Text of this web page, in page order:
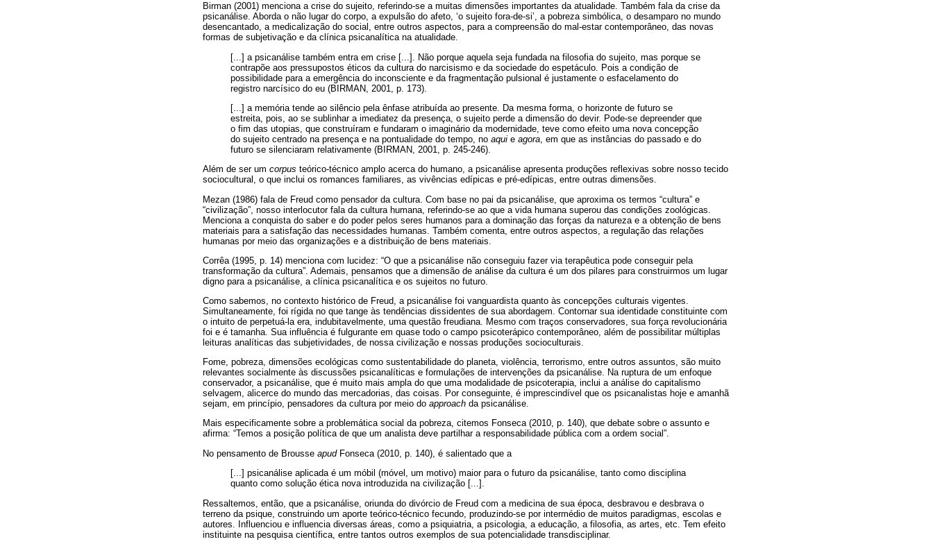
Birman (2001) menciona a crise do sujeito, referindo-se a muitas dimensões importantes da atualidade. Também fala da crise da
psicanálise. Aborda o não lugar do corpo, a expulsão do afeto, ‘o sujeito fora-de-si’, a pobreza simbólica, o desamparo no mundo
desencantado, a medicalização do social, entre outros aspectos, para a compreensão do mal-estar contemporâneo, das novas
formas de subjetivação e da clínica psicanalítica na atualidade.
[...] a psicanálise também entra em crise [...]. Não porque aquela seja fundada na filosofia do sujeito, mas porque se
contrapõe aos pressupostos éticos da cultura do narcisismo e da sociedade do espetáculo. Pois a condição de
possibilidade para a emergência do inconsciente e da fragmentação pulsional é justamente o esfacelamento do
registro narcísico do eu (BIRMAN, 2001, p. 173).
[...] a memória tende ao silêncio pela ênfase atribuída ao presente. Da mesma forma, o horizonte de futuro se
estreita, pois, ao se sublinhar a imediatez da presença, o sujeito perde a dimensão do devir. Pode-se depreender que
o fim das utopias, que construíram e fundaram o imaginário da modernidade, teve como efeito uma nova concepção
do sujeito centrado na presença e na pontualidade do tempo, no aqui e agora , em que as instâncias do passado e do
futuro se silenciaram relativamente (BIRMAN, 2001, p. 245-246).
Além de ser um corpus teórico-técnico amplo acerca do humano, a psicanálise apresenta produções reflexivas sobre nosso tecido
sociocultural, o que inclui os romances familiares, as vivências edípicas e pré-edípicas, entre outras dimensões.
Mezan (1986) fala de Freud como pensador da cultura. Com base no pai da psicanálise, que aproxima os termos “cultura” e
“civilização”, nosso interlocutor fala da cultura humana, referindo-se ao que a vida humana superou das condições zoológicas.
Menciona a conquista do saber e do poder pelos seres humanos para a dominação das forças da natureza e a obtenção de bens
materiais para a satisfação das necessidades humanas. Também comenta, entre outros aspectos, a regulação das relações
humanas por meio das organizações e a distribuição de bens materiais.
Corrêa (1995, p. 14) menciona com lucidez: “O que a psicanálise não conseguiu fazer via terapêutica pode conseguir pela
transformação da cultura”. Ademais, pensamos que a dimensão de análise da cultura é um dos pilares para construirmos um lugar
digno para a psicanálise, a clínica psicanalítica e os sujeitos no futuro.
Como sabemos, no contexto histórico de Freud, a psicanálise foi vanguardista quanto às concepções culturais vigentes.
Simultaneamente, foi rígida no que tange às tendências dissidentes de sua abordagem. Contornar sua identidade constituinte com
o intuito de perpetuá-la era, indubitavelmente, uma questão freudiana. Mesmo com traços conservadores, sua força revolucionária
foi e é tamanha. Sua influência é fulgurante em quase todo o campo psicoterápico contemporâneo, além de possibilitar múltiplas
leituras analíticas das subjetividades, de nossa civilização e nossas produções socioculturais.
Fome, pobreza, dimensões ecológicas como sustentabilidade do planeta, violência, terrorismo, entre outros assuntos, são muito
relevantes socialmente às discussões psicanalíticas e formulações de intervenções da psicanálise. Na ruptura de um enfoque
conservador, a psicanálise, que é muito mais ampla do que uma modalidade de psicoterapia, inclui a análise do capitalismo
selvagem, alicerce do mundo das mercadorias, das coisas. Por conseguinte, é imprescindível que os psicanalistas hoje e amanhã
sejam, em princípio, pensadores da cultura por meio do approach da psicanálise.
Mais especificamente sobre a problemática social da pobreza, citemos Fonseca (2010, p. 140), que debate sobre o assunto e
afirma: “Temos a posição política de que um analista deve partilhar a responsabilidade pública com a ordem social”.
No pensamento de Brousse apudFonseca (2010, p. 140), é salientado que a
[...] psicanálise aplicada é um móbil (móvel, um motivo) maior para o futuro da psicanálise, tanto como disciplina
quanto como solução ética nova introduzida na civilização [...].
Ressaltemos, então, que a psicanálise, oriunda do divórcio de Freud com a medicina de sua época, desbravou e desbrava o
terreno da psique, construindo um aporte teórico-técnico fecundo, produzindo-se por intermédio de muitos paradigmas, escolas e
autores. Influenciou e influencia diversas áreas, como a psiquiatria, a psicologia, a educação, a filosofia, as artes, etc. Tem efeito
instituinte na pesquisa científica, entre tantos outros exemplos de sua potencialidade transdisciplinar.